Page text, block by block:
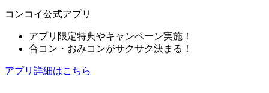
コンコイ公式アプリ
アプリ限定特典やキャンペーン実施！
合コン・おみコンがサクサク決まる！
アプリ詳細はこちら